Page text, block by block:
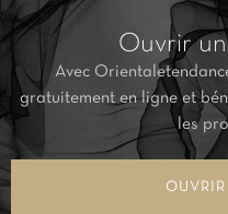
Ouvrir
Avec
gratuitement en ligne et
les